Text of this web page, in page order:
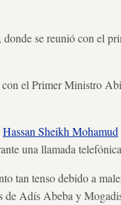
se reunió con el
el Primer Ministro
Hassan Sheikh Mohamud
una llamada
tan tenso debido a
de Adís Abeba y